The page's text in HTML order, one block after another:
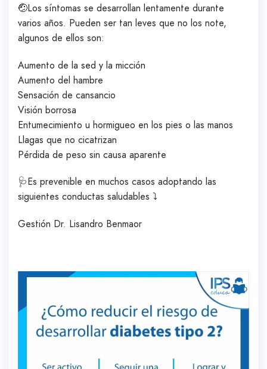
🤕Los síntomas se desarrollan lentamente durante
varios años. Pueden ser tan leves que no los note,
algunos de ellos son:
Aumento de la sed y la micción
Aumento del hambre
Sensación de cansancio
Visión borrosa
Entumecimiento u hormigueo en los pies o las manos
Llagas que no cicatrizan
Pérdida de peso sin causa aparente
🩺Es prevenible en muchos casos adoptando las
siguientes conductas saludables ⤵️
Gestión Dr. Lisandro Benmaor